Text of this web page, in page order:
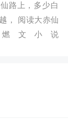
路上，多少白
， 阅读大赤仙
文小说